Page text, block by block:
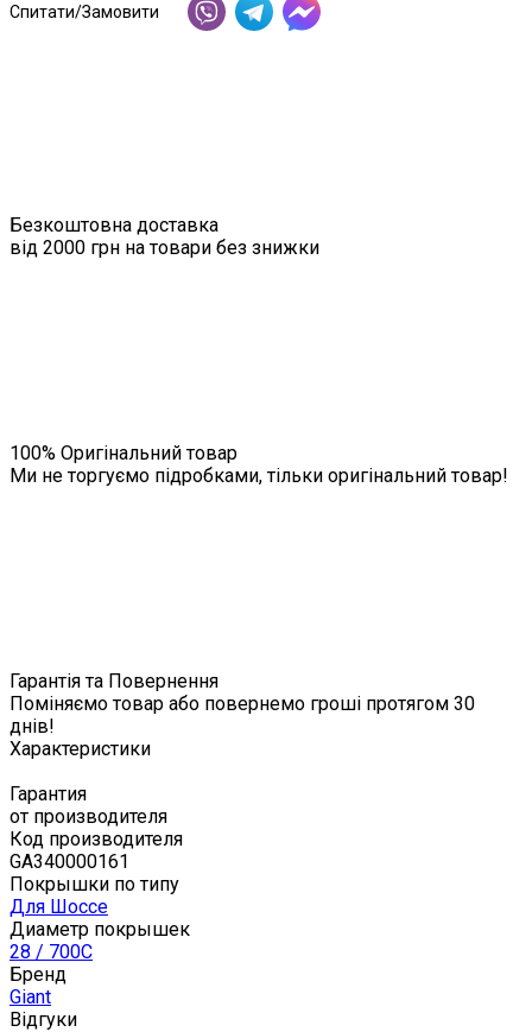
Спитати/Замовити
Безкоштовна доставка
від 2000 грн на товари без знижки
100% Оригінальний товар
Ми не торгуємо підробками, тільки оригінальний товар!
Гарантія та Повернення
Поміняємо товар або повернемо гроші протягом 30
днів!
Характеристики
Гарантия
от производителя
Код производителя
GA340000161
Покрышки по типу
Для Шоссе
Диаметр покрышек
28 / 700C
Бренд
Giant
Відгуки